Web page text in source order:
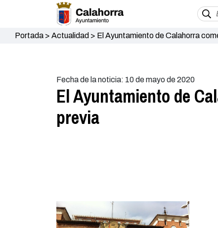
Portada> Actualidad > El Ayuntamiento de Calahorra
Fecha de la noticia: 10 de mayo de 2020
El Ayuntamiento de
previa